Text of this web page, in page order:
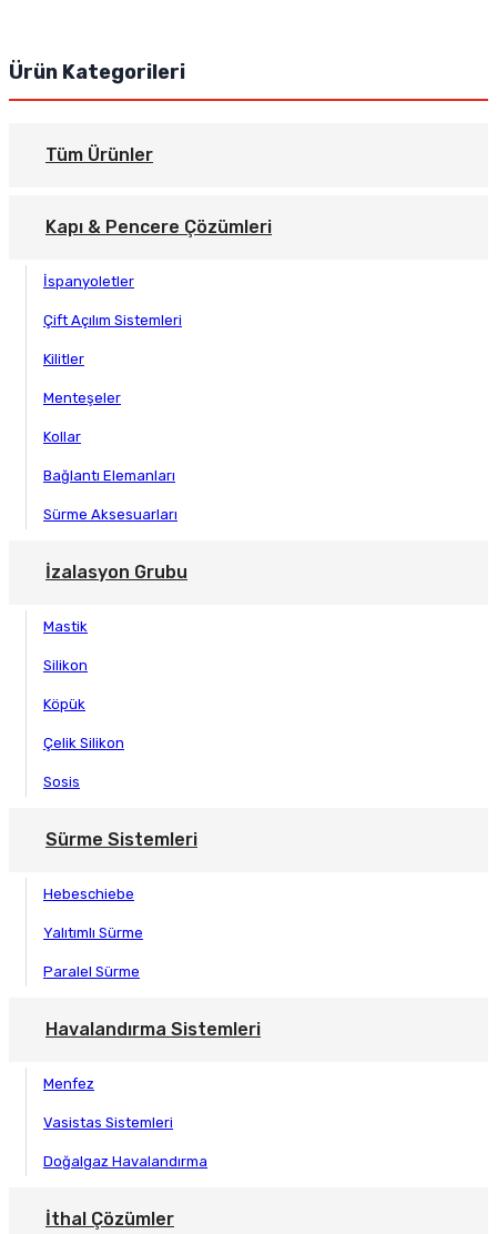
Ürün Kategorileri
Tüm Ürünler
Kapı & Pencere Çözümleri
İspanyoletler
Çift Açılım Sistemleri
Kilitler
Menteşeler
Kollar
Bağlantı Elemanları
Sürme Aksesuarları
İzalasyon Grubu
Mastik
Silikon
Köpük
Çelik Silikon
Sosis
Sürme Sistemleri
Hebeschiebe
Yalıtımlı Sürme
Paralel Sürme
Havalandırma Sistemleri
Menfez
Vasistas Sistemleri
Doğalgaz Havalandırma
İthal Çözümler